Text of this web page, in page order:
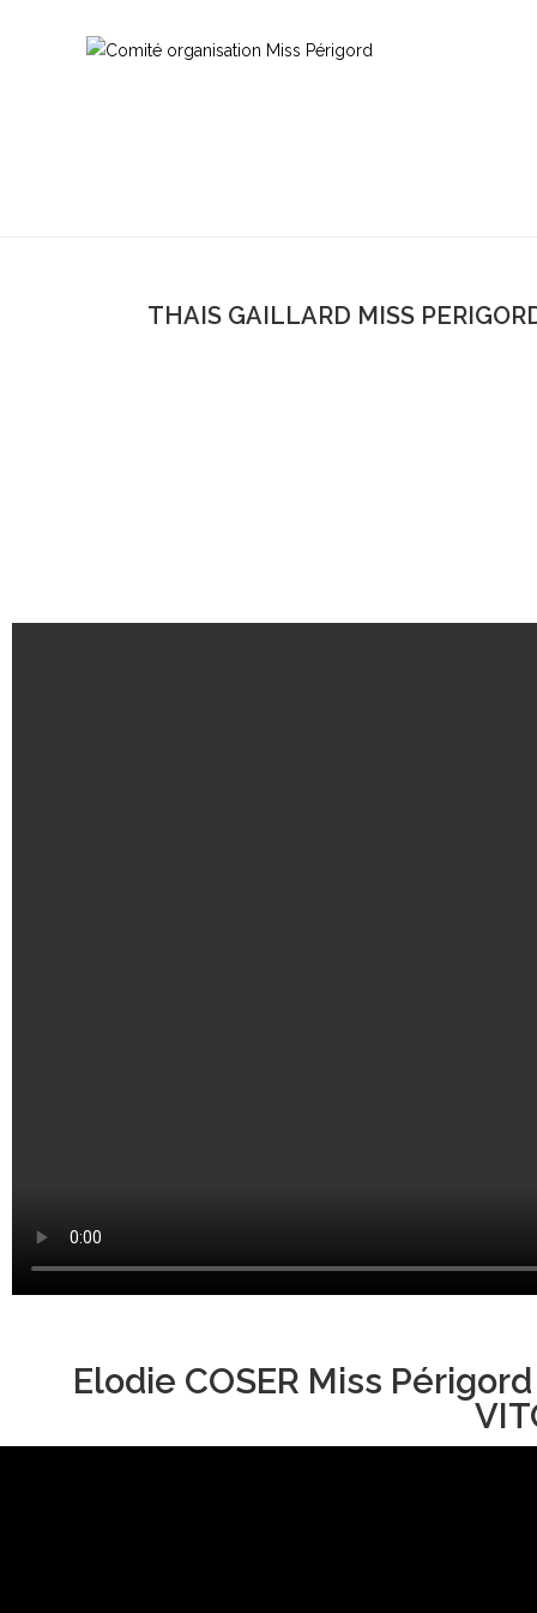
THAIS GAILLARD MISS
Elodie COSER Miss